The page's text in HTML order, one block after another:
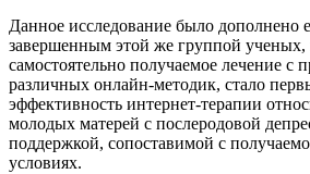
Данное исследование было дополнено
завершенным этой же группой ученых,
самостоятельно получаемое лечение с
различных онлайн-методик, стало
эффективность интернет-терапии
молодых матерей с послеродовой
поддержкой, сопоставимой с
условиях.